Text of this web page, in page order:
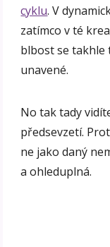
cyklu. V
zatímco v té
blbost se takhle
unavené.
No tak tady
předsevzetí.
ne jako daný
a ohleduplná.